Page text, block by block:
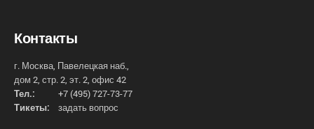
Контакты
г. Москва, Павелецкая наб.,
дом 2, стр. 2, эт. 2, офис 42
Тел.:
+7 (495) 727-73-77
Тикеты:
задать вопрос